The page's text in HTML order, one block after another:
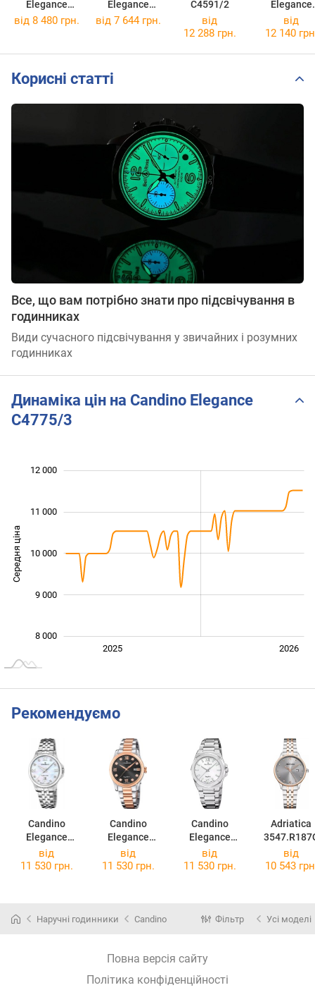
Elegance
C4670/3
Elegance
C4777/2
C4591/2
Elegance
C4776/6
від 8 480 грн. від 7 644 грн.
від
12 288 грн.
від
12 140
Корисні статті
Все, що вам потрібно знати про підсвічування в
годинниках
Види сучасного підсвічування у звичайних і розумних
годинниках
Динаміка цін на Candino Elegance
C4775/3
Середня ціна 10 000
8 000
9 000
10 000
11 000
12 000
2026
2025
Рекомендуємо
Candino
Elegance
C4766/1
Candino
Elegance
C4739/5
Candino
Elegance
C4775/1
Adriatica
від
11 530 грн.
від
11 530 грн.
від
11 530 грн.
від
10 543
Наручні годинники Candino Фільтр Усі моделі
Повна версія сайту
Політика конфіденційності